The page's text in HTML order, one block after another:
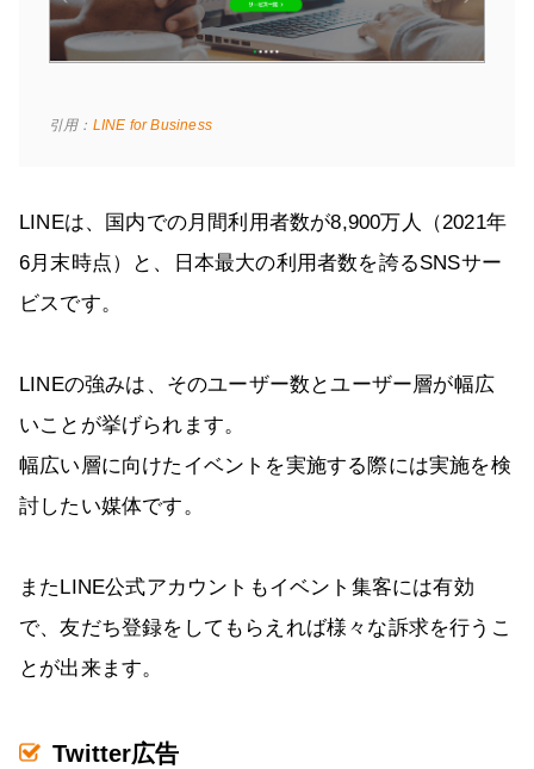
引用： LINE for Business
LINEは、国内での月間利用者数が8,900万人（2021年
6月末時点）と、日本最大の利用者数を誇るSNSサー
ビスです。
LINEの強みは、そのユーザー数とユーザー層が幅広
いことが挙げられます。
幅広い層に向けたイベントを実施する際には実施を検
討したい媒体です。
またLINE公式アカウントもイベント集客には有効
で、友だち登録をしてもらえれば様々な訴求を行うこ
とが出来ます。
Twitter広告